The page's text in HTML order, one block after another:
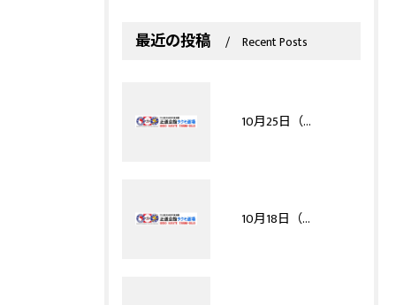
最近の投稿 Recent Posts
10月25日（日）白秀祭（※8/22申込〆切）
10月18日（日）【adidas予選】HAGAKURECUP2026（※8/8申込〆切）